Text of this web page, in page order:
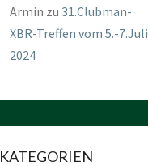
Armin zu 31.Clubman-
XBR-Treffen vom 5.-7.Juli
2024
KATEGORIEN